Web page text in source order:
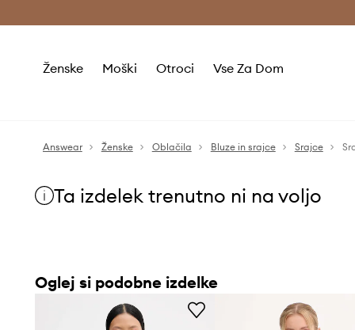
Ženske Moški Otroci Vse Za Dom
Answear Ženske Oblačila Bluze in srajce Srajce
Ta izdelek trenutno ni na voljo
Oglej si podobne izdelke